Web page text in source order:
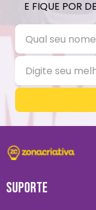
E FIQUE POR
SUPORTE